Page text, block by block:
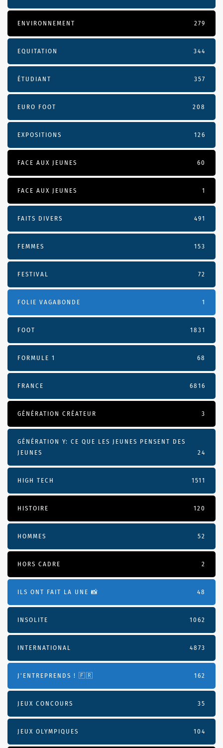
ENVIRONNEMENT 279
EQUITATION 344
ÉTUDIANT 357
EURO FOOT 208
EXPOSITIONS 126
FACE AUX JEUNES 60
FACE AUX JEUNES 1
FAITS DIVERS 491
FEMMES 153
FESTIVAL 72
FOLIE VAGABONDE 1
FOOT 1831
FORMULE 1 68
FRANCE 6816
GÉNÉRATION CRÉATEUR 3
GÉNÉRATION Y: CE QUE LES JEUNES PENSENT DES
JEUNES
24
HIGH TECH 1511
HISTOIRE 120
HOMMES 52
HORS CADRE 2
ILS ONT FAIT LA UNE 📸 48
INSOLITE 1062
INTERNATIONAL 4873
J'ENTREPRENDS ! 🇫🇷 162
JEUX CONCOURS 35
JEUX OLYMPIQUES 104